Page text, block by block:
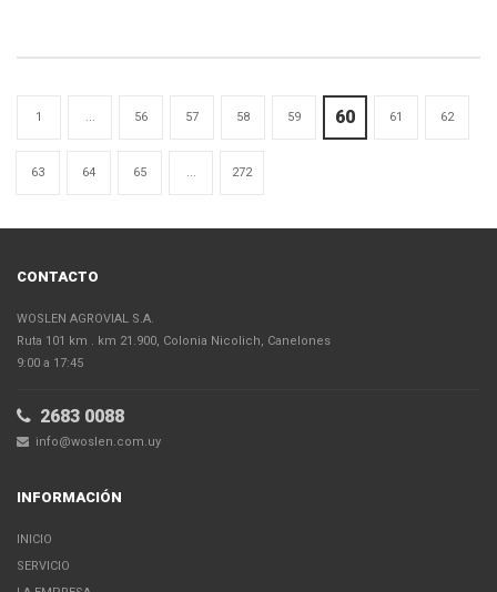
1 ... 56 57 58 59 60 61 62
63 64 65 ... 272
CONTACTO
WOSLEN AGROVIAL S.A.
Ruta 101 km . km 21.900, Colonia Nicolich, Canelones
9:00 a 17:45
2683 0088
info@woslen.com.uy
INFORMACIÓN
INICIO
SERVICIO